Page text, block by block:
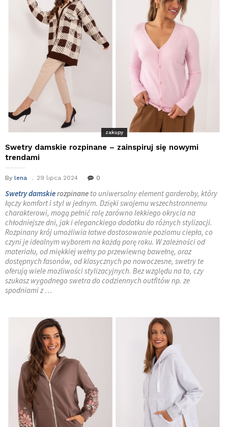
zakupy
Swetry damskie rozpinane – zainspiruj się nowymi
trendami
By lena 29 lipca 2024 0
Swetry damskierozpinane to uniwersalny element garderoby, który
łączy komfort i styl w jednym. Dzięki swojemu wszechstronnemu
charakterowi, mogą pełnić rolę zarówno lekkiego okrycia na
chłodniejsze dni, jak i eleganckiego dodatku do różnych stylizacji.
Rozpinany krój umożliwia łatwe dostosowanie poziomu ciepła, co
czyni je idealnym wyborem na każdą porę roku. W zależności od
materiału, od miękkiej wełny po przewiewną bawełnę, oraz
dostępnych fasonów, od klasycznych po nowoczesne, swetry te
oferują wiele możliwości stylizacyjnych. Bez względu na to, czy
szukasz wygodnego swetra do codziennych outfitów np. ze
spodniami z …